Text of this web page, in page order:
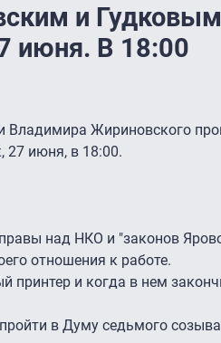
и
июня. В 18:00
Владимира Жириновского
27 июня, в 18:00.
над НКО и "законов
отношения к работе.
принтер и когда в нем
в Думу седьмого